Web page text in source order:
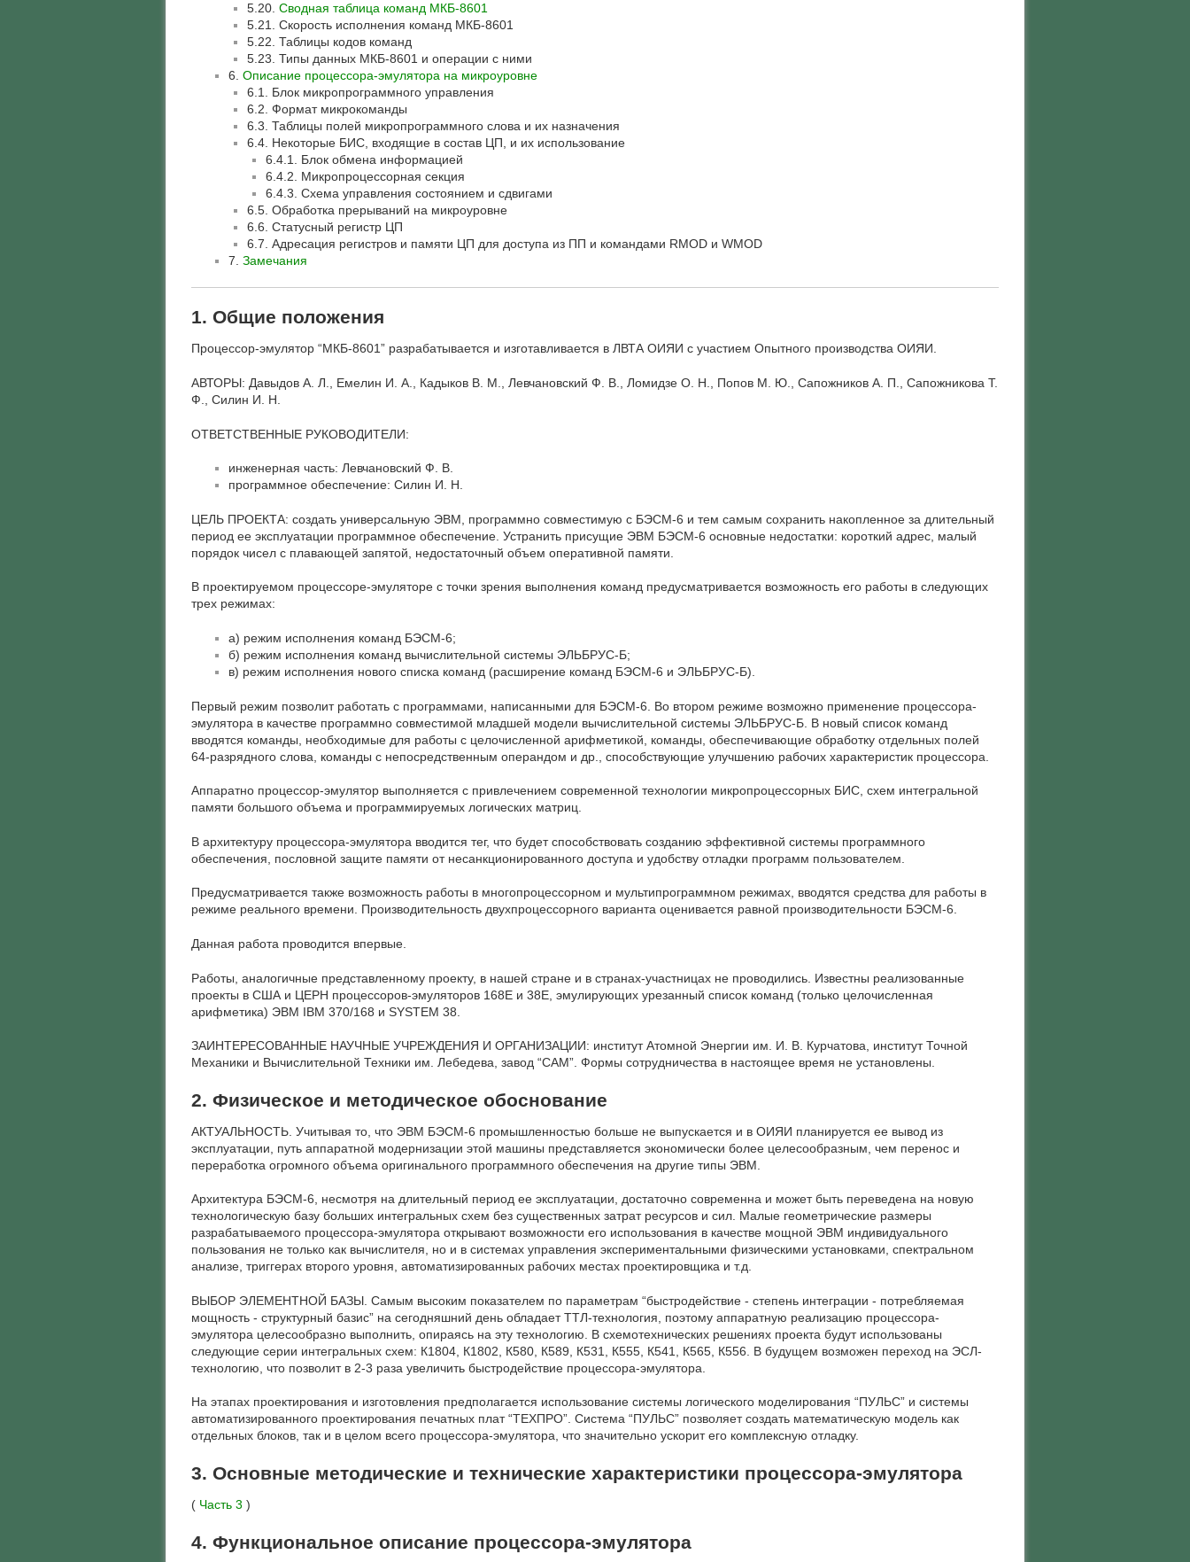
5.20. Сводная таблица команд МКБ-8601
5.21. Скорость исполнения команд МКБ-8601
5.22. Таблицы кодов команд
5.23. Типы данных МКБ-8601 и операции с ними
6. Описание процессора-эмулятора на микроуровне
6.1. Блок микропрограммного управления
6.2. Формат микрокоманды
6.3. Таблицы полей микропрограммного слова и их назначения
6.4. Некоторые БИС, входящие в состав ЦП, и их использование
6.4.1. Блок обмена информацией
6.4.2. Микропроцессорная секция
6.4.3. Схема управления состоянием и сдвигами
6.5. Обработка прерываний на микроуровне
6.6. Статусный регистр ЦП
6.7. Адресация регистров и памяти ЦП для доступа из ПП и командами RMOD и WMOD
7. Замечания
1. Общие положения
Процессор-эмулятор “МКБ-8601” разрабатывается и изготавливается в ЛВТА ОИЯИ с участием Опытного производства ОИЯИ.
АВТОРЫ: Давыдов А. Л., Емелин И. А., Кадыков В. М., Левчановский Ф. В., Ломидзе О. Н., Попов М. Ю., Сапожников А. П., Сапожникова Т.
Ф., Силин И. Н.
ОТВЕТСТВЕННЫЕ РУКОВОДИТЕЛИ:
инженерная часть: Левчановский Ф. В.
программное обеспечение: Силин И. Н.
ЦЕЛЬ ПРОЕКТА: создать универсальную ЭВМ, программно совместимую с БЭСМ-6 и тем самым сохранить накопленное за длительный
период ее эксплуатации программное обеспечение. Устранить присущие ЭВМ БЭСМ-6 основные недостатки: короткий адрес, малый
порядок чисел с плавающей запятой, недостаточный объем оперативной памяти.
В проектируемом процессоре-эмуляторе с точки зрения выполнения команд предусматривается возможность его работы в следующих
трех режимах:
а) режим исполнения команд БЭСМ-6;
б) режим исполнения команд вычислительной системы ЭЛЬБРУС-Б;
в) режим исполнения нового списка команд (расширение команд БЭСМ-6 и ЭЛЬБРУС-Б).
Первый режим позволит работать с программами, написанными для БЭСМ-6. Во втором режиме возможно применение процессора-
эмулятора в качестве программно совместимой младшей модели вычислительной системы ЭЛЬБРУС-Б. В новый список команд
вводятся команды, необходимые для работы с целочисленной арифметикой, команды, обеспечивающие обработку отдельных полей
64-разрядного слова, команды с непосредственным операндом и др., способствующие улучшению рабочих характеристик процессора.
Аппаратно процессор-эмулятор выполняется с привлечением современной технологии микропроцессорных БИС, схем интегральной
памяти большого объема и программируемых логических матриц.
В архитектуру процессора-эмулятора вводится тег, что будет способствовать созданию эффективной системы программного
обеспечения, пословной защите памяти от несанкционированного доступа и удобству отладки программ пользователем.
Предусматривается также возможность работы в многопроцессорном и мультипрограммном режимах, вводятся средства для работы в
режиме реального времени. Производительность двухпроцессорного варианта оценивается равной производительности БЭСМ-6.
Данная работа проводится впервые.
Работы, аналогичные представленному проекту, в нашей стране и в странах-участницах не проводились. Известны реализованные
проекты в США и ЦЕРН процессоров-эмуляторов 168Е и 38Е, эмулирующих урезанный список команд (только целочисленная
арифметика) ЭВМ IВМ 370/168 и SYSTEM 38.
ЗАИНТЕРЕСОВАННЫЕ НАУЧНЫЕ УЧРЕЖДЕНИЯ И ОРГАНИЗАЦИИ: институт Атомной Энергии им. И. В. Курчатова, институт Точной
Механики и Вычислительной Техники им. Лебедева, завод “САМ”. Формы сотрудничества в настоящее время не установлены.
2. Физическое и методическое обоснование
АКТУАЛЬНОСТЬ. Учитывая то, что ЭВМ БЭСМ-6 промышленностью больше не выпускается и в ОИЯИ планируется ее вывод из
эксплуатации, путь аппаратной модернизации этой машины представляется экономически более целесообразным, чем перенос и
переработка огромного объема оригинального программного обеспечения на другие типы ЭВМ.
Архитектура БЭСМ-6, несмотря на длительный период ее эксплуатации, достаточно современна и может быть переведена на новую
технологическую базу больших интегральных схем без существенных затрат ресурсов и сил. Малые геометрические размеры
разрабатываемого процессора-эмулятора открывают возможности его использования в качестве мощной ЭВМ индивидуального
пользования не только как вычислителя, но и в системах управления экспериментальными физическими установками, спектральном
анализе, триггерах второго уровня, автоматизированных рабочих местах проектировщика и т.д.
ВЫБОР ЭЛЕМЕНТНОЙ БАЗЫ. Самым высоким показателем по параметрам “быстродействие - степень интеграции - потребляемая
мощность - структурный базис” на сегодняшний день обладает ТТЛ-технология, поэтому аппаратную реализацию процессора-
эмулятора целесообразно выполнить, опираясь на эту технологию. В схемотехнических решениях проекта будут использованы
следующие серии интегральных схем: К1804, К1802, К580, К589, К531, К555, К541, К565, К556. В будущем возможен переход на ЭСЛ-
технологию, что позволит в 2-3 раза увеличить быстродействие процессора-эмулятора.
На этапах проектирования и изготовления предполагается использование системы логического моделирования “ПУЛЬС” и системы
автоматизированного проектирования печатных плат “ТЕХПРО”. Система “ПУЛЬС” позволяет создать математическую модель как
отдельных блоков, так и в целом всего процессора-эмулятора, что значительно ускорит его комплексную отладку.
3. Основные методические и технические характеристики процессора-эмулятора
( Часть 3 )
4. Функциональное описание процессора-эмулятора